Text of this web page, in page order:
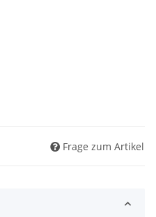
Frage zum Artikel